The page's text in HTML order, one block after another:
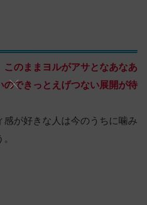
このままヨルがアサとなあなあ
できっとえげつない展開が待
が好きな人は今のうちに噛み